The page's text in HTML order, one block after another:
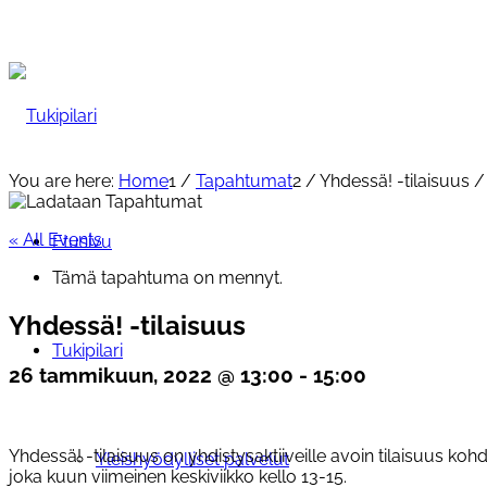
Etusivu
Tukipilari
Yleishyödylliset palvelut
You are here: Home1 / Tapahtumat2 / Yhdessä! -tilaisuus /
« All Events
Tämä tapahtuma on mennyt.
Yhdessä! -tilaisuus
26 tammikuun, 2022 @ 13:00 - 15:00
Yhdessä! -tilaisuus on yhdistysaktiiveille avoin tilaisuus
joka kuun viimeinen keskiviikko kello 13-15.